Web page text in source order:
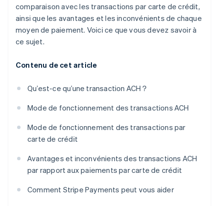
comparaison avec les transactions par carte de crédit,
ainsi que les avantages et les inconvénients de chaque
moyen de paiement. Voici ce que vous devez savoir à
ce sujet.
Contenu de cet article
Qu’est-ce qu’une transaction ACH ?
Mode de fonctionnement des transactions ACH
Mode de fonctionnement des transactions par
carte de crédit
Avantages et inconvénients des transactions ACH
par rapport aux paiements par carte de crédit
Comment Stripe Payments peut vous aider